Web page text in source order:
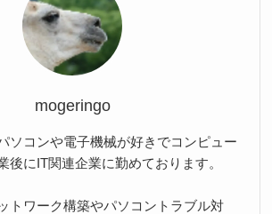
mogeringo
ソコンや電子機械が好きでコンピュー
後にIT関連企業に勤めております。
トワーク構築やパソコントラブル対